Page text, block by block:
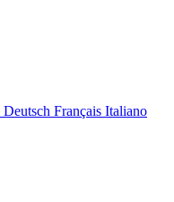
Deutsch Français Italiano